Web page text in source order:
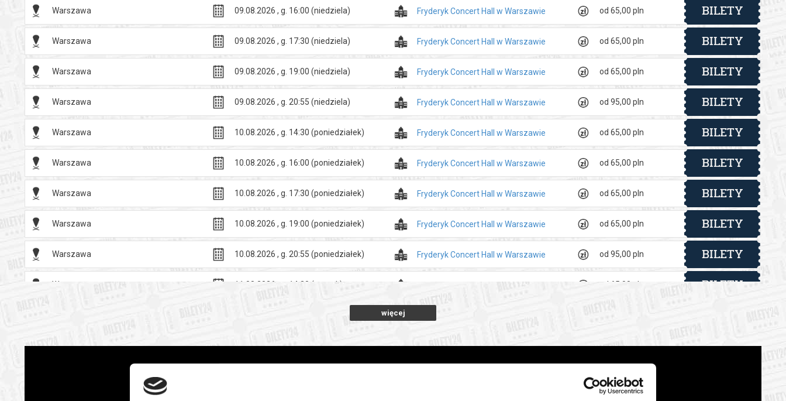
Warszawa 09.08.2026 , g. 16:00 (niedziela) Fryderyk Concert Hall w Warszawie od 65,00 pln BILETY
Warszawa 09.08.2026 , g. 17:30 (niedziela) Fryderyk Concert Hall w Warszawie od 65,00 pln BILETY
Warszawa 09.08.2026 , g. 19:00 (niedziela) Fryderyk Concert Hall w Warszawie od 65,00 pln BILETY
Warszawa 09.08.2026 , g. 20:55 (niedziela) Fryderyk Concert Hall w Warszawie od 95,00 pln BILETY
Warszawa 10.08.2026 , g. 14:30 (poniedziałek) Fryderyk Concert Hall w Warszawie od 65,00 pln BILETY
Warszawa 10.08.2026 , g. 16:00 (poniedziałek) Fryderyk Concert Hall w Warszawie od 65,00 pln BILETY
Warszawa 10.08.2026 , g. 17:30 (poniedziałek) Fryderyk Concert Hall w Warszawie od 65,00 pln BILETY
Warszawa 10.08.2026 , g. 19:00 (poniedziałek) Fryderyk Concert Hall w Warszawie od 65,00 pln BILETY
Warszawa 10.08.2026 , g. 20:55 (poniedziałek) Fryderyk Concert Hall w Warszawie od 95,00 pln BILETY
Warszawa 11.08.2026 , g. 14:30 (wtorek) od 65,00 pln BILETY
11.08.2026 , g. 16:00 od 65,00 pln
Warszawa 11.08.2026 , g. 17:30(wtorek) Fryderyk Concert Hall w Warszawie od 65,00 pln BILETY
od 65,00 pln
więcej